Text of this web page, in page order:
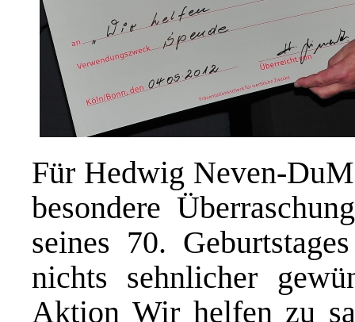
Für Hedwig Neven-
besondere
seines 70.
nichts sehnlicher
Aktion Wir helfen zu